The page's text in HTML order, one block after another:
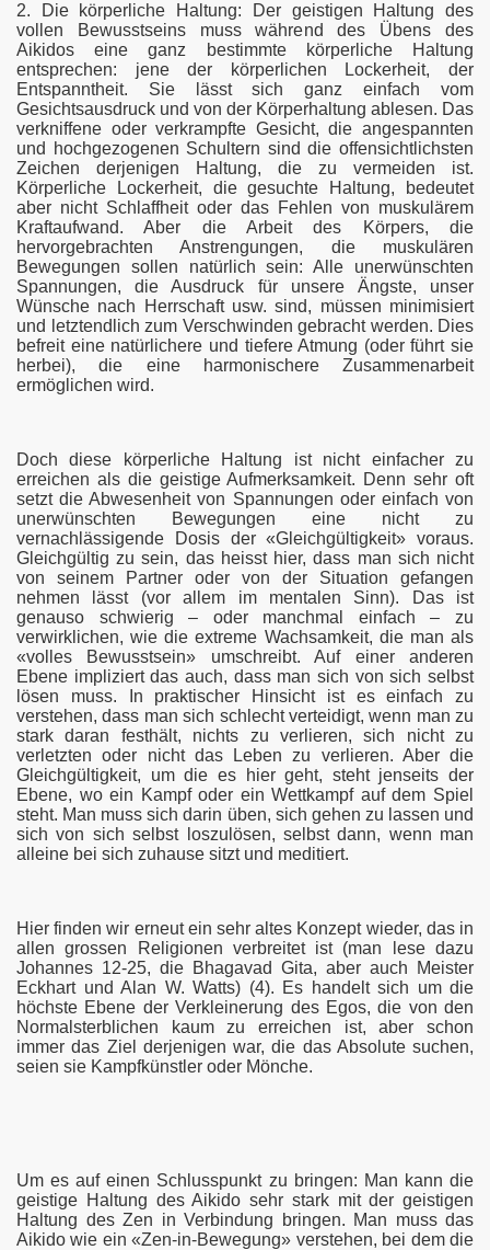
2. Die körperliche Haltung: Der geistigen Haltung des
vollen Bewusstseins muss während des Übens des
Aikidos eine ganz bestimmte körperliche Haltung
entsprechen: jene der körperlichen Lockerheit, der
Entspanntheit. Sie lässt sich ganz einfach vom
Gesichtsausdruck und von der Körperhaltung ablesen. Das
verkniffene oder verkrampfte Gesicht, die angespannten
und hochgezogenen Schultern sind die offensichtlichsten
Zeichen derjenigen Haltung, die zu vermeiden ist.
Körperliche Lockerheit, die gesuchte Haltung, bedeutet
aber nicht Schlaffheit oder das Fehlen von muskulärem
Kraftaufwand. Aber die Arbeit des Körpers, die
hervorgebrachten Anstrengungen, die muskulären
Bewegungen sollen natürlich sein: Alle unerwünschten
Spannungen, die Ausdruck für unsere Ängste, unser
Wünsche nach Herrschaft usw. sind, müssen minimisiert
und letztendlich zum Verschwinden gebracht werden. Dies
befreit eine natürlichere und tiefere Atmung (oder führt sie
herbei), die eine harmonischere Zusammenarbeit
ermöglichen wird.
Doch diese körperliche Haltung ist nicht einfacher zu
erreichen als die geistige Aufmerksamkeit. Denn sehr oft
setzt die Abwesenheit von Spannungen oder einfach von
unerwünschten Bewegungen eine nicht zu
vernachlässigende Dosis der «Gleichgültigkeit» voraus.
Gleichgültig zu sein, das heisst hier, dass man sich nicht
von seinem Partner oder von der Situation gefangen
nehmen lässt (vor allem im mentalen Sinn). Das ist
genauso schwierig – oder manchmal einfach – zu
verwirklichen, wie die extreme Wachsamkeit, die man als
«volles Bewusstsein» umschreibt. Auf einer anderen
Ebene impliziert das auch, dass man sich von sich selbst
lösen muss. In praktischer Hinsicht ist es einfach zu
verstehen, dass man sich schlecht verteidigt, wenn man zu
stark daran festhält, nichts zu verlieren, sich nicht zu
verletzten oder nicht das Leben zu verlieren. Aber die
Gleichgültigkeit, um die es hier geht, steht jenseits der
Ebene, wo ein Kampf oder ein Wettkampf auf dem Spiel
steht. Man muss sich darin üben, sich gehen zu lassen und
sich von sich selbst loszulösen, selbst dann, wenn man
alleine bei sich zuhause sitzt und meditiert.
Hier finden wir erneut ein sehr altes Konzept wieder, das in
allen grossen Religionen verbreitet ist (man lese dazu
Johannes 12-25, die Bhagavad Gita, aber auch Meister
Eckhart und Alan W. Watts) (4). Es handelt sich um die
höchste Ebene der Verkleinerung des Egos, die von den
Normalsterblichen kaum zu erreichen ist, aber schon
immer das Ziel derjenigen war, die das Absolute suchen,
seien sie Kampfkünstler oder Mönche.
Um es auf einen Schlusspunkt zu bringen: Man kann die
geistige Haltung des Aikido sehr stark mit der geistigen
Haltung des Zen in Verbindung bringen. Man muss das
Aikido wie ein «Zen-in-Bewegung» verstehen, bei dem die